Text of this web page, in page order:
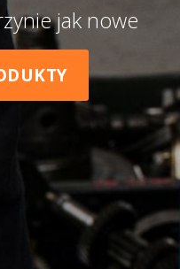
jak nowe